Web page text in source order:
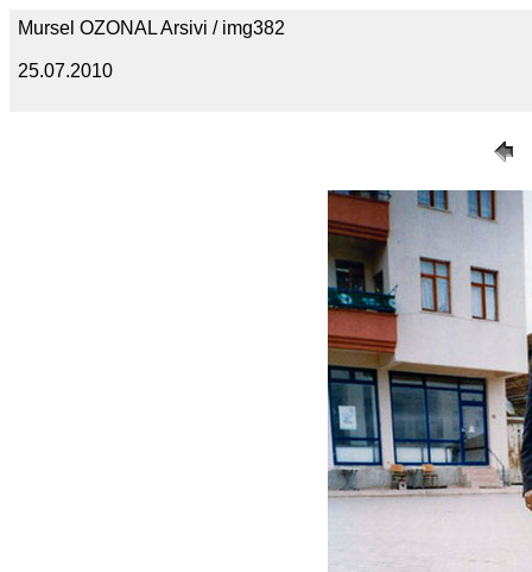
Mursel OZONAL Arsivi / img382
25.07.2010